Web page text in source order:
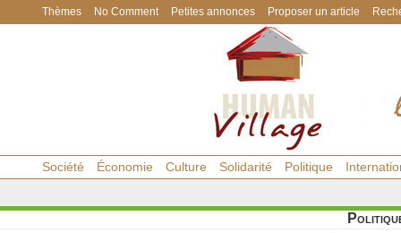
Thèmes No Comment Petites annonces Proposer un article
Société Économie Culture Solidarité Politique